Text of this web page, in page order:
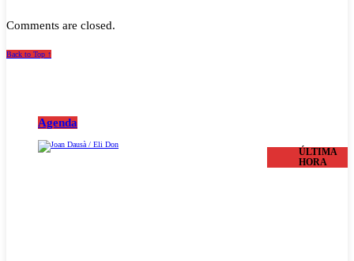
Comments are closed.
Back to Top ↑
Agenda
ÚLTIMA
HORA